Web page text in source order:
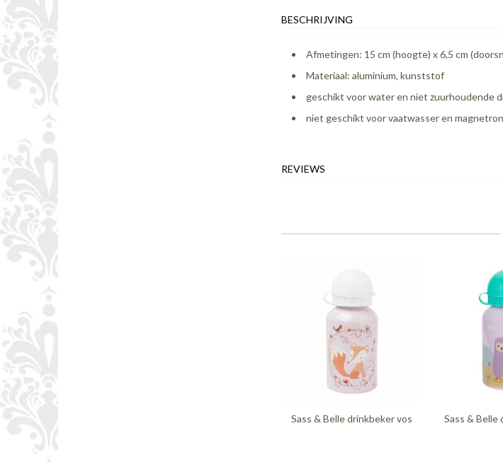
BESCHRIJVING
Afmetingen: 15 cm (hoogte) x 6,5 cm
Materiaal: aluminium, kunststof
geschikt voor water en niet zuurhoudende
niet geschikt voor vaatwasser en magnetron
REVIEWS
Sass & Belle drinkbeker vos Sass & Belle